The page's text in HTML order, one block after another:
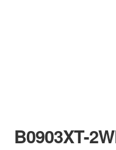
B0903XT-